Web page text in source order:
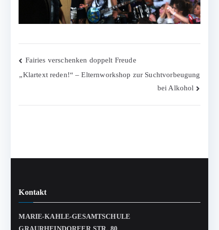
Beitragsnavigation
Fairies verschenken doppelt Freude
„Klartext reden!“ – Elternworkshop zur Suchtvorbeugung
bei Alkohol
Kontakt
MARIE-KAHLE-GESAMTSCHULE